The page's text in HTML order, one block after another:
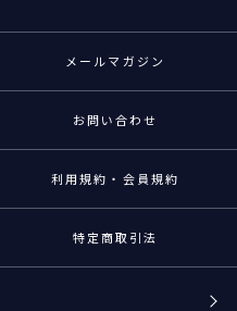
メールマガジン
お問い合わせ
利用規約・会員規約
特定商取引法